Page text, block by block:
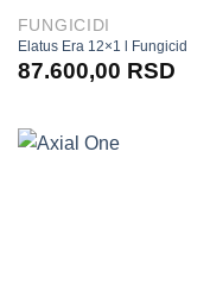
FUNGICIDI
Elatus Era 12×1 l Fungicid
87.600,00 RSD